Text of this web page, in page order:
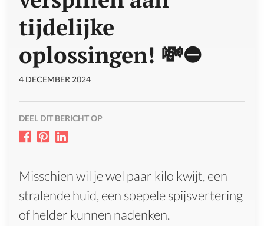
tijdelijke
oplossingen! 💸⛔
4 DECEMBER 2024
DEEL DIT BERICHT OP
Misschien wil je wel paar kilo kwijt, een
stralende huid, een soepele spijsvertering
of helder kunnen nadenken.